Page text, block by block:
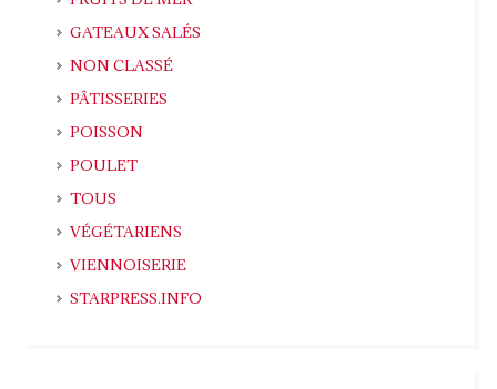
GATEAUX SALÉS
NON CLASSÉ
PÂTISSERIES
POISSON
POULET
TOUS
VÉGÉTARIENS
VIENNOISERIE
STARPRESS.INFO